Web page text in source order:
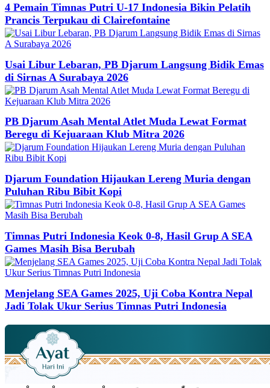
4 Pemain Timnas Putri U-17 Indonesia Bikin Pelatih
Prancis Terpukau di Clairefontaine
Usai Libur Lebaran, PB Djarum Langsung Bidik Emas
di Sirnas A Surabaya 2026
PB Djarum Asah Mental Atlet Muda Lewat Format
Beregu di Kejuaraan Klub Mitra 2026
Djarum Foundation Hijaukan Lereng Muria dengan
Puluhan Ribu Bibit Kopi
Timnas Putri Indonesia Keok 0-8, Hasil Grup A SEA
Games Masih Bisa Berubah
Menjelang SEA Games 2025, Uji Coba Kontra Nepal
Jadi Tolak Ukur Serius Timnas Putri Indonesia